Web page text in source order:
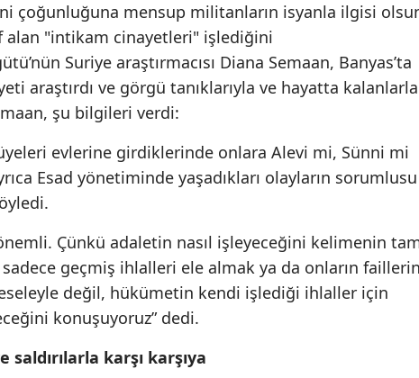
çoğunluğuna mensup militanların isyanla ilgisi
alan "intikam cinayetleri" işlediğini
Suriye araştırmacısı Diana Semaan, Banyas’ta
araştırdı ve görgü tanıklarıyla ve hayatta kalanlarla
şu bilgileri verdi:
evlerine girdiklerinde onlara Alevi mi, Sünni mi
Esad yönetiminde yaşadıkları olayların sorumlusu
Çünkü adaletin nasıl işleyeceğini kelimenin
geçmiş ihlalleri ele almak ya da onların
değil, hükümetin kendi işlediği ihlaller için
konuşuyoruz” dedi.
karşı karşıya